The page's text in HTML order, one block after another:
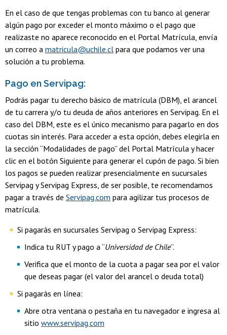
En el caso de que tengas problemas con tu banco al generar
algún pago por exceder el monto máximo o el pago que
realizaste no aparece reconocido en el Portal Matrícula, envía
un correo a matricula@uchile.cl para que podamos ver una
solución a tu problema.
Pago en Servipag:
Podrás pagar tu derecho básico de matrícula (DBM), el arancel
de tu carrera y/o tu deuda de años anteriores en Servipag. En el
caso del DBM, este es el único mecanismo para pagarlo en dos
cuotas sin interés. Para acceder a esta opción, debes elegirla en
la sección “Modalidades de pago” del Portal Matrícula y hacer
clic en el botón Siguiente para generar el cupón de pago. Si bien
los pagos se pueden realizar presencialmente en sucursales
Servipag y Servipag Express, de ser posible, te recomendamos
pagar a través de Servipag.com para agilizar tus procesos de
matrícula.
Si pagarás en sucursales Servipag o Servipag Express:
Indica tu RUT y pago a “Universidad de Chile”.
Verifica que el monto de la cuota a pagar sea por el valor
que deseas pagar (el valor del arancel o deuda total)
Si pagarás en línea:
Abre otra ventana o pestaña en tu navegador e ingresa al
sitio www.servipag.com